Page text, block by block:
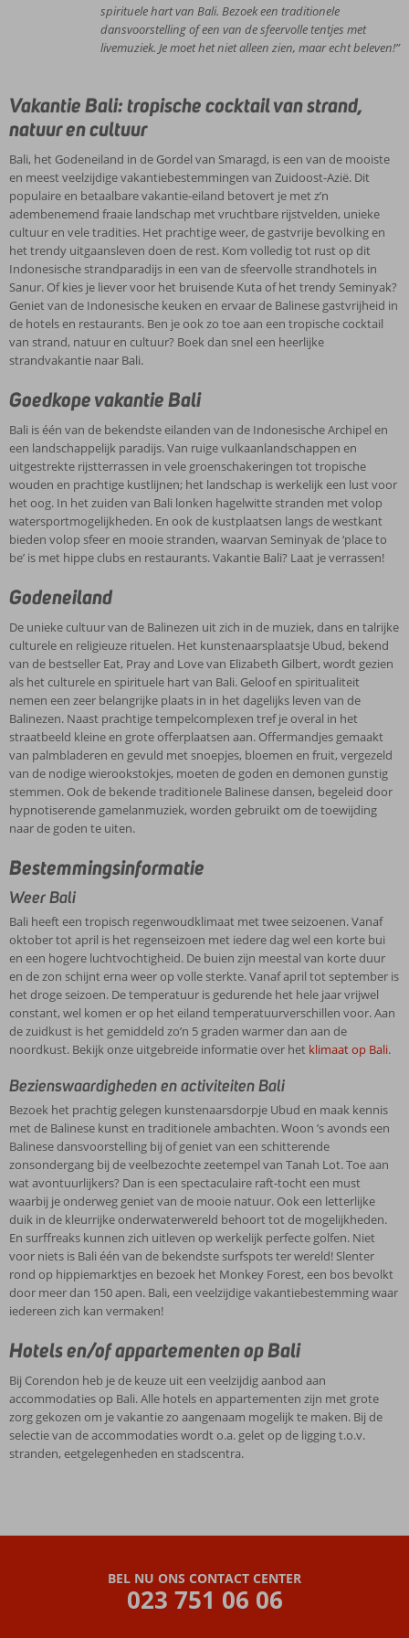
op werkelijk perfecte golfen. Niet voor niets is Bali één van de
bekendste surfspots ter wereld! Slenter rond op hippiemarktjes en
bezoek het Monkey Forest, een bos bevolkt door meer dan 150
apen. Bali, een veelzijdige vakantiebestemming waar iedereen zich
spirituele hart van Bali. Bezoek een traditionele
dansvoorstelling of een van de sfeervolle tentjes met
livemuziek. Je moet het niet alleen zien, maar echt beleven!”
Vakantie Bali: tropische cocktail van strand,
natuur en cultuur
Bali, het Godeneiland in de Gordel van Smaragd, is een van de mooiste
en meest veelzijdige vakantiebestemmingen van Zuidoost-Azië. Dit
populaire en betaalbare vakantie-eiland betovert je met z’n
adembenemend fraaie landschap met vruchtbare rijstvelden, unieke
cultuur en vele tradities. Het prachtige weer, de gastvrije bevolking en
het trendy uitgaansleven doen de rest. Kom volledig tot rust op dit
Indonesische strandparadijs in een van de sfeervolle strandhotels in
Sanur. Of kies je liever voor het bruisende Kuta of het trendy Seminyak?
Geniet van de Indonesische keuken en ervaar de Balinese gastvrijheid in
de hotels en restaurants. Ben je ook zo toe aan een tropische cocktail
van strand, natuur en cultuur? Boek dan snel een heerlijke
strandvakantie naar Bali.
Goedkope vakantie Bali
Bali is één van de bekendste eilanden van de Indonesische Archipel en
een landschappelijk paradijs. Van ruige vulkaanlandschappen en
uitgestrekte rijstterrassen in vele groenschakeringen tot tropische
wouden en prachtige kustlijnen; het landschap is werkelijk een lust voor
het oog. In het zuiden van Bali lonken hagelwitte stranden met volop
watersportmogelijkheden. En ook de kustplaatsen langs de westkant
bieden volop sfeer en mooie stranden, waarvan Seminyak de ‘place to
be’ is met hippe clubs en restaurants. Vakantie Bali? Laat je verrassen!
Godeneiland
De unieke cultuur van de Balinezen uit zich in de muziek, dans en talrijke
culturele en religieuze rituelen. Het kunstenaarsplaatsje Ubud, bekend
van de bestseller Eat, Pray and Love van Elizabeth Gilbert, wordt gezien
als het culturele en spirituele hart van Bali. Geloof en spiritualiteit
nemen een zeer belangrijke plaats in in het dagelijks leven van de
Balinezen. Naast prachtige tempelcomplexen tref je overal in het
straatbeeld kleine en grote offerplaatsen aan. Offermandjes gemaakt
van palmbladeren en gevuld met snoepjes, bloemen en fruit, vergezeld
van de nodige wierookstokjes, moeten de goden en demonen gunstig
stemmen. Ook de bekende traditionele Balinese dansen, begeleid door
hypnotiserende gamelanmuziek, worden gebruikt om de toewijding
naar de goden te uiten.
Bestemmingsinformatie
Weer Bali
Bali heeft een tropisch regenwoudklimaat met twee seizoenen. Vanaf
oktober tot april is het regenseizoen met iedere dag wel een korte bui
en een hogere luchtvochtigheid. De buien zijn meestal van korte duur
en de zon schijnt erna weer op volle sterkte. Vanaf april tot september is
het droge seizoen. De temperatuur is gedurende het hele jaar vrijwel
constant, wel komen er op het eiland temperatuurverschillen voor. Aan
de zuidkust is het gemiddeld zo’n 5 graden warmer dan aan de
noordkust. Bekijk onze uitgebreide informatie over het klimaat op Bali.
Bezienswaardigheden en activiteiten Bali
Bezoek het prachtig gelegen kunstenaarsdorpje Ubud en maak kennis
met de Balinese kunst en traditionele ambachten. Woon ’s avonds een
Balinese dansvoorstelling bij of geniet van een schitterende
zonsondergang bij de veelbezochte zeetempel van Tanah Lot. Toe aan
wat avontuurlijkers? Dan is een spectaculaire raft-tocht een must
waarbij je onderweg geniet van de mooie natuur. Ook een letterlijke
duik in de kleurrijke onderwaterwereld behoort tot de mogelijkheden.
En surffreaks kunnen zich uitleven op werkelijk perfecte golfen. Niet
voor niets is Bali één van de bekendste surfspots ter wereld! Slenter
rond op hippiemarktjes en bezoek het Monkey Forest, een bos bevolkt
door meer dan 150 apen. Bali, een veelzijdige vakantiebestemming waar
iedereen zich kan vermaken!
Hotels en/of appartementen op Bali
Bij Corendon heb je de keuze uit een veelzijdig aanbod aan
accommodaties op Bali. Alle hotels en appartementen zijn met grote
zorg gekozen om je vakantie zo aangenaam mogelijk te maken. Bij de
selectie van de accommodaties wordt o.a. gelet op de ligging t.o.v.
stranden, eetgelegenheden en stadscentra.
BEL NU ONS CONTACT CENTER
023 751 06 06